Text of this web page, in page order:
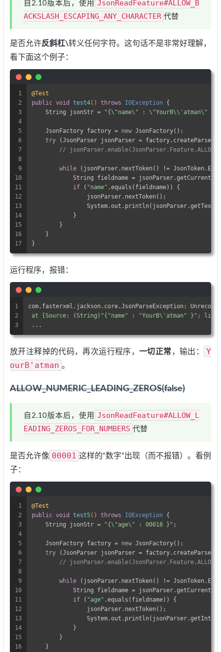
自2.10版本后，使用 JsonReadFeature#ALLOW_B
ACKSLASH_ESCAPING_ANY_CHARACTER 代替
是否允许反斜杠\转义任何字符。这句话不是非常好理解，
看下面这个例子：
1
2
3
4
5
6
7
8
9
10
11
12
13
14
15
16
17
@Test
public void test4() throws IOException {
    String jsonStr =
"{\"name\" : \"YourB\\'atman\" }"
    JsonFactory factory =
new JsonFactory();
try (JsonParser jsonParser =
//
while (jsonParser.nextToken() !=
String fieldname =
if ( "name" .equals(fieldname)) {
                jsonParser.nextToken();
            }
        }
    }
}
运行程序，报错：
1
2
3
com.fasterxml.jackson.core.JsonParseException:
at [Source: (String)"{"name" : "YourB\'atman" }";
...
放开注释掉的代码，再次运行程序， 一切正常，输出：
Y
ourB'atman 。
ALLOW_NUMERIC_LEADING_ZEROS(false)
自2.10版本后，使用 JsonReadFeature#ALLOW_L
EADING_ZEROS_FOR_NUMBERS 代替
是否允许像 00001 这样的“数字”出现（而不报错）。看例
子：
1
2
3
4
5
6
7
8
9
10
11
12
13
14
15
16
@Test
public void test5() throws IOException {
    String jsonStr =
"{\"age\" : 00018 }" ;
    JsonFactory factory =
new JsonFactory();
try (JsonParser jsonParser =
//
while (jsonParser.nextToken() !=
String fieldname =
if ( "age" .equals(fieldname)) {
                jsonParser.nextToken();
            }
        }
    }